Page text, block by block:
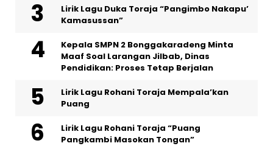
Lirik Lagu Duka Toraja “Pangimbo Nakapu’
Kamasussan”
Kepala SMPN 2 Bonggakaradeng Minta
Maaf Soal Larangan Jilbab, Dinas
Pendidikan: Proses Tetap Berjalan
Lirik Lagu Rohani Toraja Mempala’kan
Puang
Lirik Lagu Rohani Toraja “Puang
Pangkambi Masokan Tongan”